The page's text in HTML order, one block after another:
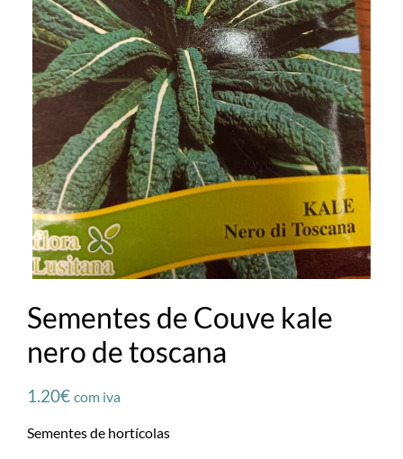
Sementes de Couve kale
nero de toscana
1.20€ com iva
Sementes de hortícolas